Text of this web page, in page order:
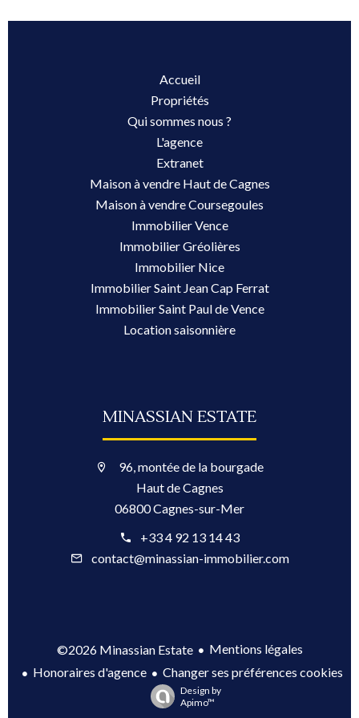
Accueil
Propriétés
Qui sommes nous ?
L'agence
Extranet
Maison à vendre Haut de Cagnes
Maison à vendre Coursegoules
Immobilier Vence
Immobilier Gréolières
Immobilier Nice
Immobilier Saint Jean Cap Ferrat
Immobilier Saint Paul de Vence
Location saisonnière
MINASSIAN ESTATE
96, montée de la bourgade
Haut de Cagnes
06800 Cagnes-sur-Mer
+33 4 92 13 14 43
contact@minassian-immobilier.com
©2026 Minassian Estate
Mentions légales
Honoraires d'agence
Changer ses préférences cookies
Design by
Apimo™